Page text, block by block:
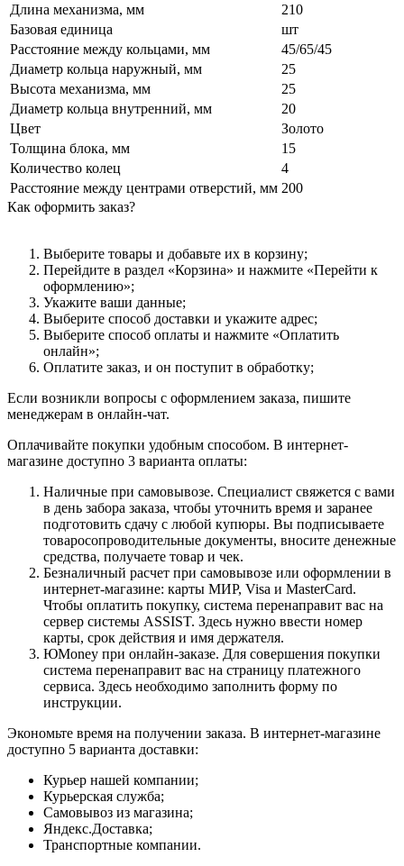
Длина механизма, мм
210
Базовая единица
шт
Расстояние между кольцами, мм
45/65/45
Диаметр кольца наружный, мм
25
Высота механизма, мм
25
Диаметр кольца внутренний, мм
20
Цвет
Золото
Толщина блока, мм
15
Количество колец
4
Расстояние между центрами отверстий, мм 200
Как оформить заказ?
Выберите товары и добавьте их в корзину;
Перейдите в раздел «Корзина» и нажмите «Перейти к
оформлению»;
Укажите ваши данные;
Выберите способ доставки и укажите адрес;
Выберите способ оплаты и нажмите «Оплатить
онлайн»;
Оплатите заказ, и он поступит в обработку;
Если возникли вопросы с оформлением заказа, пишите
менеджерам в онлайн-чат.
Оплачивайте покупки удобным способом. В интернет-
магазине доступно 3 варианта оплаты:
Наличные при самовывозе. Специалист свяжется с вами
в день забора заказа, чтобы уточнить время и заранее
подготовить сдачу с любой купюры. Вы подписываете
товаросопроводительные документы, вносите денежные
средства, получаете товар и чек.
Безналичный расчет при самовывозе или оформлении в
интернет-магазине: карты МИР, Visa и MasterCard.
Чтобы оплатить покупку, система перенаправит вас на
сервер системы ASSIST. Здесь нужно ввести номер
карты, срок действия и имя держателя.
ЮMoney при онлайн-заказе. Для совершения покупки
система перенаправит вас на страницу платежного
сервиса. Здесь необходимо заполнить форму по
инструкции.
Экономьте время на получении заказа. В интернет-магазине
доступно 5 варианта доставки:
Курьер нашей компании;
Курьерская служба;
Самовывоз из магазина;
Яндекс.Доставка;
Транспортные компании.